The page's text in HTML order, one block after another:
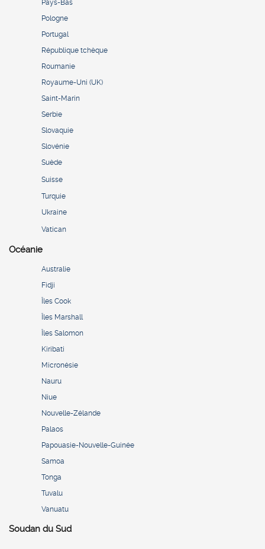
Pays-Bas
Pologne
Portugal
République tchèque
Roumanie
Royaume-Uni (UK)
Saint-Marin
Serbie
Slovaquie
Slovénie
Suède
Suisse
Turquie
Ukraine
Vatican
Océanie
Australie
Fidji
Îles Cook
Îles Marshall
Îles Salomon
Kiribati
Micronésie
Nauru
Niue
Nouvelle-Zélande
Palaos
Papouasie-Nouvelle-Guinée
Samoa
Tonga
Tuvalu
Vanuatu
Soudan du Sud